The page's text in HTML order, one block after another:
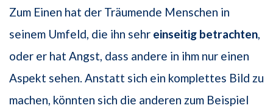
Zum Einen hat der Träumende Menschen in
seinem Umfeld, die ihn sehr einseitig betrachten,
oder er hat Angst, dass andere in ihm nur einen
Aspekt sehen. Anstatt sich ein komplettes Bild zu
machen, könnten sich die anderen zum Beispiel